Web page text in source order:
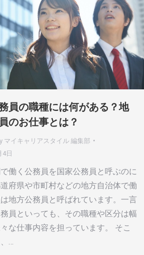
員の職種には何がある？地
のお仕事とは？
マイキャリアスタイル 編集部
4日
働く公務員を国家公務員と呼ぶのに
府県や市町村などの地方自治体で働
地方公務員と呼ばれています。一言
員といっても、その職種や区分は幅
な仕事内容を担っています。 そこ
…